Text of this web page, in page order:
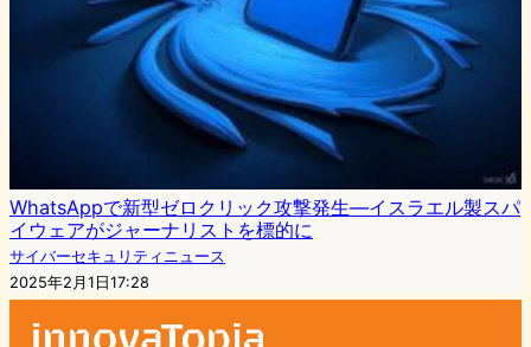
WhatsAppで新型ゼロクリック攻撃発生—イスラエル製スパ
イウェアがジャーナリストを標的に
サイバーセキュリティニュース
2025年2月1日17:28